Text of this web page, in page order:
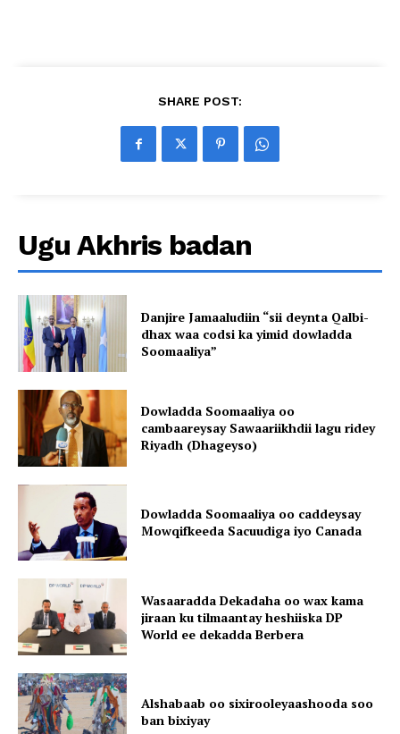
SHARE POST:
Ugu Akhris badan
Danjire Jamaaludiin “sii deynta Qalbi-
dhax waa codsi ka yimid dowladda
Soomaaliya”
Dowladda Soomaaliya oo
cambaareysay Sawaariikhdii lagu ridey
Riyadh (Dhageyso)
Dowladda Soomaaliya oo caddeysay
Mowqifkeeda Sacuudiga iyo Canada
Wasaaradda Dekadaha oo wax kama
jiraan ku tilmaantay heshiiska DP
World ee dekadda Berbera
Alshabaab oo sixirooleyaashooda soo
ban bixiyay